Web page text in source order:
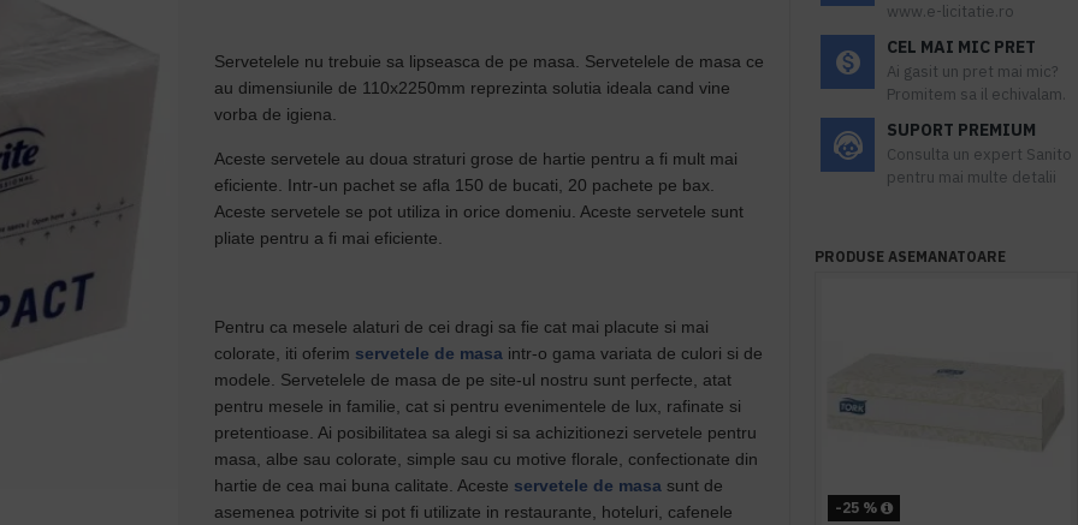
Servetelele nu trebuie sa lipseasca de pe masa. Servetelele de masa ce
au dimensiunile de 110x2250mm reprezinta solutia ideala cand vine
vorba de igiena.
Aceste servetele au doua straturi grose de hartie pentru a fi mult mai
eficiente. Intr-un pachet se afla 150 de bucati, 20 pachete pe bax.
Aceste servetele se pot utiliza in orice domeniu. Aceste servetele sunt
pliate pentru a fi mai eficiente.
Pentru ca mesele alaturi de cei dragi sa fie cat mai placute si mai
colorate, iti oferim servetele de masa intr-o gama variata de culori si de
modele. Servetelele de masa de pe site-ul nostru sunt perfecte, atat
pentru mesele in familie, cat si pentru evenimentele de lux, rafinate si
pretentioase. Ai posibilitatea sa alegi si sa achizitionezi servetele pentru
masa, albe sau colorate, simple sau cu motive florale, confectionate din
hartie de cea mai buna calitate. Aceste servetele de masa sunt de
asemenea potrivite si pot fi utilizate in restaurante, hoteluri, cafenele
www.e-licitatie.ro
CEL MAI MIC PRET
Ai gasit un pret mai mic?
Promitem sa il echivalam.
SUPORT PREMIUM
Consulta un expert Sanito
pentru mai multe detalii
PRODUSE ASEMANATOARE
-25 %